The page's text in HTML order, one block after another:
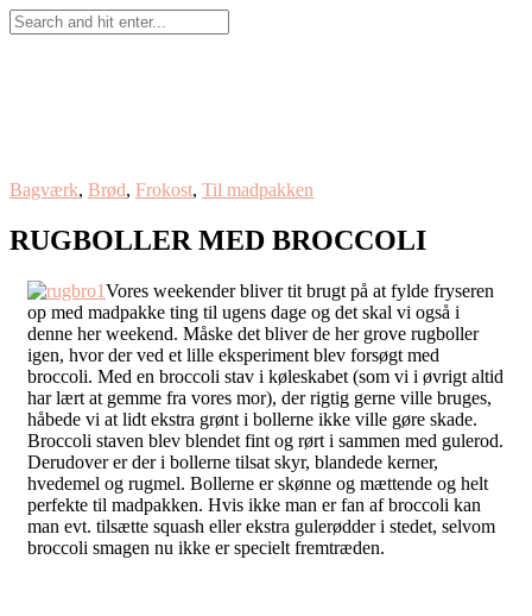
Bagværk, Brød, Frokost, Til madpakken
RUGBOLLER MED BROCCOLI
Vores weekender bliver tit brugt på at fylde fryseren
op med madpakke ting til ugens dage og det skal vi også i
denne her weekend. Måske det bliver de her grove rugboller
igen, hvor der ved et lille eksperiment blev forsøgt med
broccoli. Med en broccoli stav i køleskabet (som vi i øvrigt altid
har lært at gemme fra vores mor), der rigtig gerne ville bruges,
håbede vi at lidt ekstra grønt i bollerne ikke ville gøre skade.
Broccoli staven blev blendet fint og rørt i sammen med gulerod.
Derudover er der i bollerne tilsat skyr, blandede kerner,
hvedemel og rugmel. Bollerne er skønne og mættende og helt
perfekte til madpakken. Hvis ikke man er fan af broccoli kan
man evt. tilsætte squash eller ekstra gulerødder i stedet, selvom
broccoli smagen nu ikke er specielt fremtræden.